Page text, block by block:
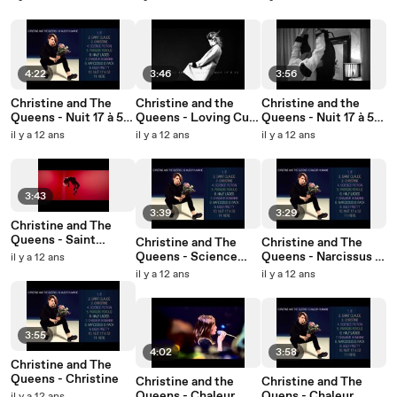
4:22
Christine and The
Queens - Nuit 17 à 52
(Album Version)
il y a 12 ans
3:43
Christine and The
Queens - Saint
Claude (Clip Officiel)
il y a 12 ans
3:55
Christine and The
Queens - Christine
3:46
Christine and the
Queens - Loving Cup
(GIF Video)
il y a 12 ans
3:39
Christine and The
Queens - Science
Fiction
il y a 12 ans
4:02
Christine and the
3:56
Christine and the
Queens - Nuit 17 à 52
(Clip Officiel)
il y a 12 ans
3:29
Christine and The
Queens - Narcissus is
Back
il y a 12 ans
3:58
Christine and The